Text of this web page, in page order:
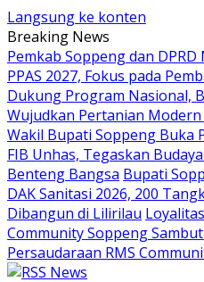
Langsung ke konten
Breaking News
Pemkab Soppeng dan
PPAS 2027, Fokus pada
Dukung Program Nasional,
Wujudkan Pertanian Modern
Wakil Bupati Soppeng Buka
FIB Unhas, Tegaskan
Benteng Bangsa Bupati
DAK Sanitasi 2026, 200
Dibangun di Lilirilau
Community Soppeng
Persaudaraan RMS